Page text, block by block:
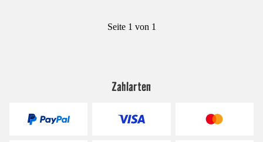
Seite 1 von 1
Zahlarten